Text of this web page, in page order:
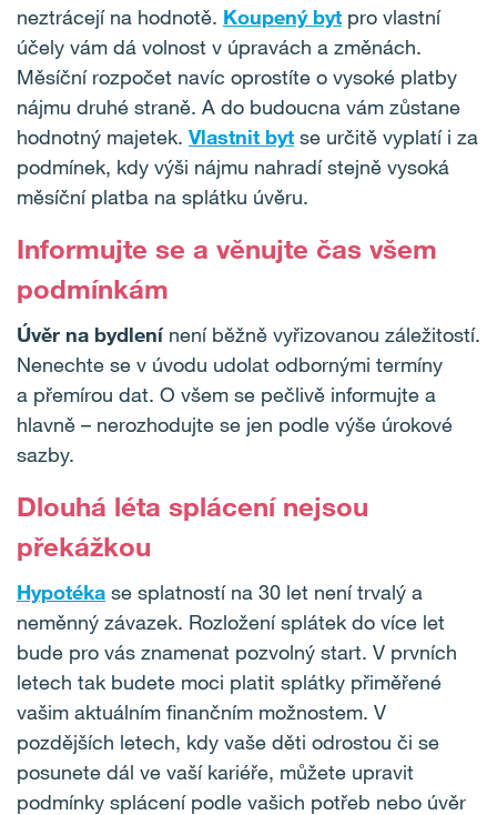
neztrácejí na hodnotě. Koupený byt pro vlastní
účely vám dá volnost v úpravách a změnách.
Měsíční rozpočet navíc oprostíte o vysoké platby
nájmu druhé straně. A do budoucna vám zůstane
hodnotný majetek. Vlastnit byt se určitě vyplatí i za
podmínek, kdy výši nájmu nahradí stejně vysoká
měsíční platba na splátku úvěru.
Informujte se a věnujte čas všem
podmínkám
Úvěr na bydlenínení běžně vyřizovanou záležitostí.
Nenechte se v úvodu udolat odbornými termíny
a přemírou dat. O všem se pečlivě informujte a
hlavně – nerozhodujte se jen podle výše úrokové
sazby.
Dlouhá léta splácení nejsou
překážkou
Hypotéka se splatností na 30 let není trvalý a
neměnný závazek. Rozložení splátek do více let
bude pro vás znamenat pozvolný start. V prvních
letech tak budete moci platit splátky přiměřené
vašim aktuálním finančním možnostem. V
pozdějších letech, kdy vaše děti odrostou či se
posunete dál ve vaší kariéře, můžete upravit
podmínky splácení podle vašich potřeb nebo úvěr